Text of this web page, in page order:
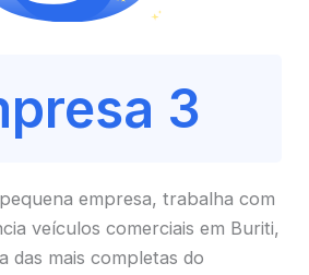
3
empresa, trabalha com
veículos comerciais em Buriti,
das mais completas do